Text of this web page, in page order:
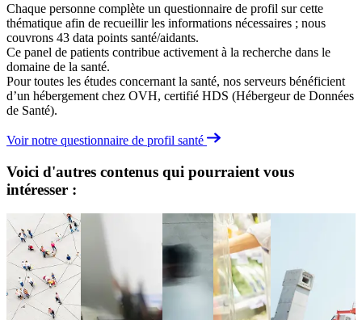
Chaque personne complète un questionnaire de profil sur cette
thématique afin de recueillir les informations nécessaires ; nous
couvrons 43 data points santé/aidants.
Ce panel de patients contribue activement à la recherche dans le
domaine de la santé.
Pour toutes les études concernant la santé, nos serveurs bénéficient
d’un hébergement chez OVH, certifié HDS (Hébergeur de Données
de Santé).
Voir notre questionnaire de profil santé
Voici d'autres contenus qui pourraient vous
intéresser :